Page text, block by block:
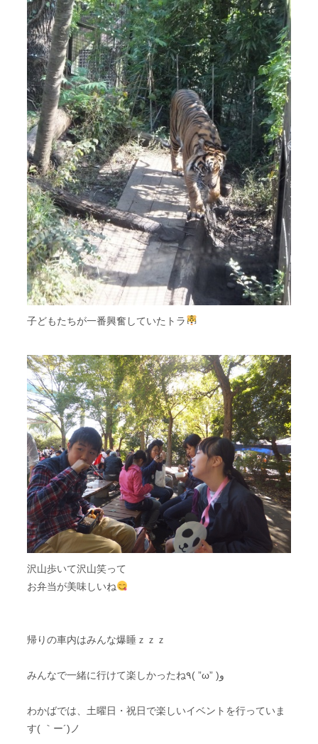
子どもたちが一番興奮していたトラ
沢山歩いて沢山笑って
お弁当が美味しいね
帰りの車内はみんな爆睡ｚｚｚ
みんなで一緒に行けて楽しかったね٩( ”ω” )و
わかばでは、土曜日・祝日で楽しいイベントを行っていま
す( ｀ー´)ノ